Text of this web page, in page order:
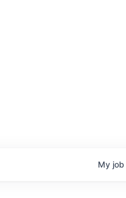
My job